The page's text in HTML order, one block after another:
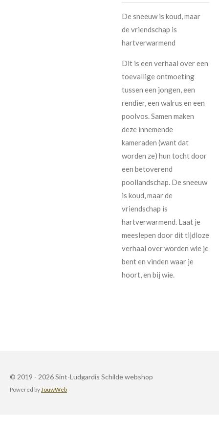
De sneeuw is koud, maar
de vriendschap is
hartverwarmend
Dit is een verhaal over een
toevallige ontmoeting
tussen een jongen, een
rendier, een walrus en een
poolvos. Samen maken
deze innemende
kameraden (want dat
worden ze) hun tocht door
een betoverend
poollandschap. De sneeuw
is koud, maar de
vriendschap is
hartverwarmend. Laat je
meeslepen door dit tijdloze
verhaal over worden wie je
bent en vinden waar je
hoort, en bij wie.
© 2019 - 2026 Sint-Ludgardis Schilde webshop
Powered by JouwWeb